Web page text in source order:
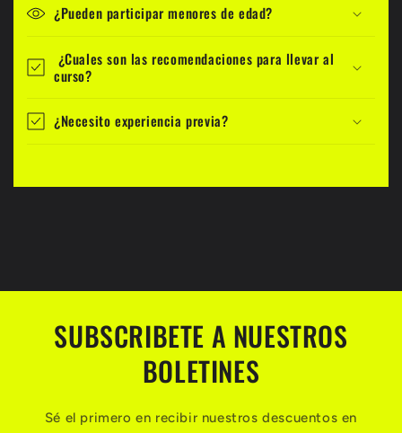
¿Pueden participar menores de edad?
¿Cuales son las recomendaciones para llevar al
curso?
¿Necesito experiencia previa?
SUBSCRIBETE A NUESTROS
BOLETINES
Sé el primero en recibir nuestros descuentos en